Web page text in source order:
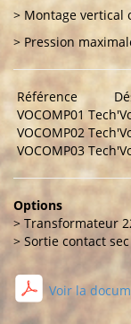
> Montage vertical
> Pression
Référence
VOCOMP01
VOCOMP02
VOCOMP03
Options
> Transformateur
> Sortie contact sec
Voir la